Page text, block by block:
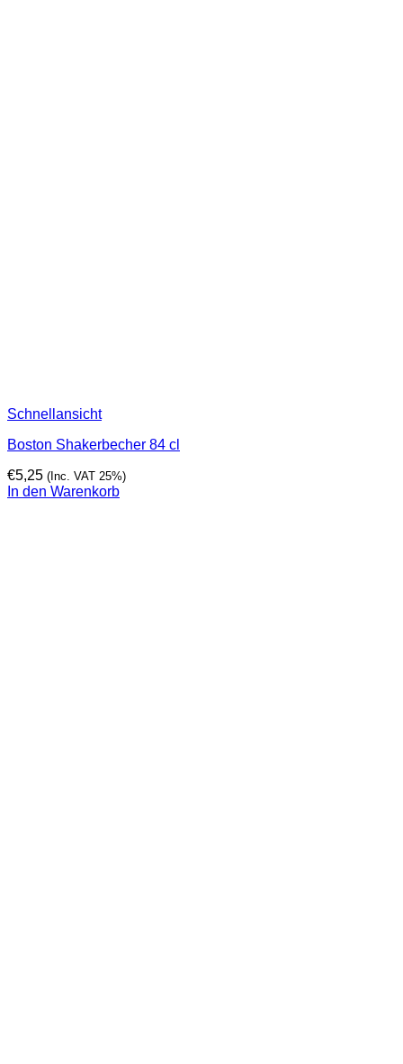
Schnellansicht
Boston Shakerbecher 84 cl
€5,25 (Inc. VAT 25%)
In den Warenkorb